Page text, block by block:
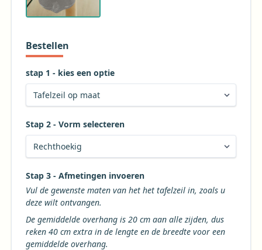
Bestellen
stap 1 - kies een optie
Stap 2 - Vorm selecteren
Kies de gewenste vorm voor uw tafelkleed
Stap 3 - Afmetingen invoeren
Vul de gewenste maten van het het tafelzeil in, zoals u
deze wilt ontvangen.
De gemiddelde overhang is 20 cm aan alle zijden, dus
reken 40 cm extra in de lengte en de breedte voor een
gemiddelde overhang.